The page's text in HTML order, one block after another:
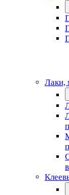
Лаки,